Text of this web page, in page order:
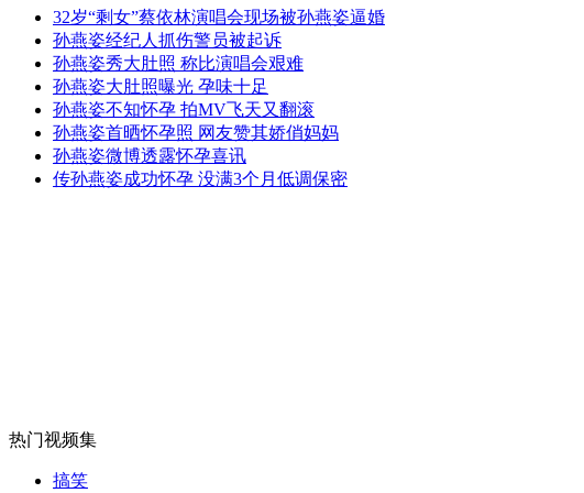
无痛分娩是否安全 医生回应
外交部：反对强权政治霸凌主义
走！跟着总书记去植树
32岁“剩女”蔡依林演唱会现场被孙燕姿逼婚
孙燕姿经纪人抓伤警员被起诉
孙燕姿秀大肚照 称比演唱会艰难
孙燕姿大肚照曝光 孕味十足
孙燕姿不知怀孕 拍MV飞天又翻滚
孙燕姿首晒怀孕照 网友赞其娇俏妈妈
孙燕姿微博透露怀孕喜讯
传孙燕姿成功怀孕 没满3个月低调保密
热门视频集
搞笑